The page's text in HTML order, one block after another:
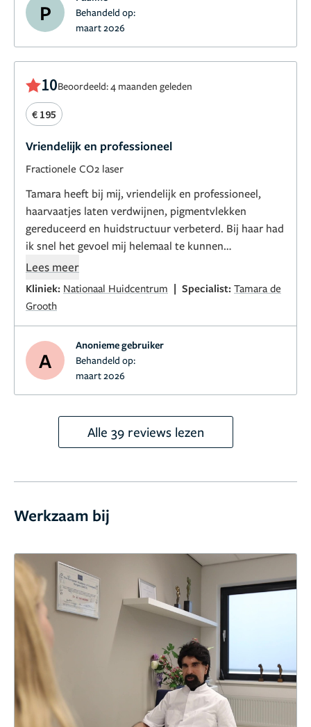
P
Behandeld op:
maart 2026
10Beoordeeld: 4 maanden geleden
€ 195
Vriendelijk en professioneel
Fractionele CO2 laser
Tamara heeft bij mij, vriendelijk en professioneel,
haarvaatjes laten verdwijnen, pigmentvlekken
gereduceerd en huidstructuur verbeterd. Bij haar had
ik snel het gevoel mij helemaal te kunnen
toevertrouwen aan de behandeling met de Yag
vaatlaser en de CO2 laser. Riskante behandelingen als
deze niet goed worden uitgevoerd. Mijn ervaring: niet
alleen goed, maar uitstekend gedaan. Indien nodig,
Lees meer
Kliniek: Nationaal Huidcentrum | Specialist: Tamara de
Grooth
A
Anonieme gebruiker
Behandeld op:
maart 2026
Alle 39 reviews lezen
Werkzaam bij